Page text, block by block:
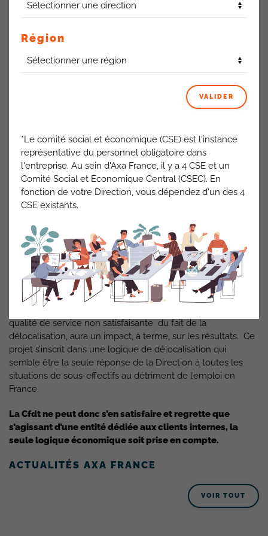
recrutements externes soit 25% de l’effectif et un recours
cette même date).
C’est dans ce contexte que la Direction nous présente un
nouveau projet visant a créer une nouvelle équipe au sein
d’AXA Maroc qui serait dédiée à l’accueil téléphonique et à la
d’améliorer un taux de décroché, mais la problématique
restera entière si les effectifs Axa France sont toujours
insuffisants pour gérer les transferts d’appels et les actes de
gestion complexes. Si ces salariés sont toujours trop
chargés pour se former régulièrement il y a lieu de
s’inquiéter de l’augmentation de la charge mentale que cela
Au delà de la santé des collègues concernés, la Direction ne
semble pas réaliser que les résultats commerciaux d’Axa
Partenaires reposent essentiellement sur la fidélité et
l’attachement des salariés et retraités du groupe plutôt que
sur les tarifs souvent moins attractifs que ceux de la
concurrence. Le mécontentement des clients, lié à la
qualité de service non satisfaisante du fait de la
délocalisation, aura un impact, à terme, sur les résultats. Ce
projet s’inscrit dans une logique de délocalisation qui
semble être la seule réponse de la Direction à toutes les
situations de sous-effectifs au détriment de l’emploi en
France.
La Cfdt ne peut donc s’en satisfaire et regrette que
s’agissant d’une entité dédiée aux clients internes, la
seule logique économique soit prise en compte.
ACTUALITÉS AXA FRANCE
VOIR TOUT
Région
VALIDER
*Le comité social et économique (CSE) est l'instance
représentative du personnel obligatoire dans
l'entreprise. Au sein d'Axa France, il y a 4 CSE et un
Comité Social et Economique Central (CSEC). En
fonction de votre Direction, vous dépendez d'un des 4
CSE existants.